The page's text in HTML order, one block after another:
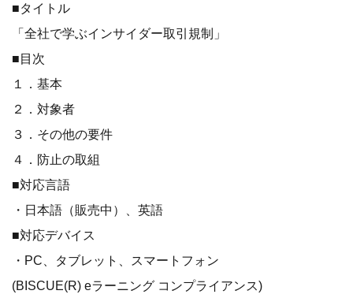
■タイトル
「全社で学ぶインサイダー取引規制」
■目次
１．基本
２．対象者
３．その他の要件
４．防止の取組
■対応言語
・日本語（販売中）、英語
■対応デバイス
・PC、タブレット、スマートフォン
(BISCUE(R) eラーニング コンプライアンス)